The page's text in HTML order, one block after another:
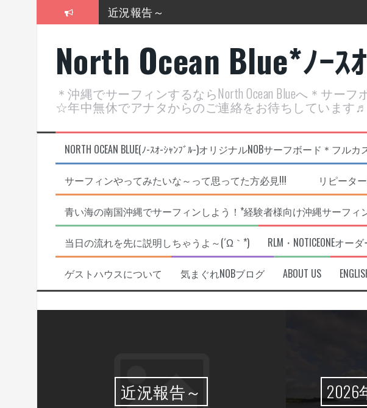
近況報告～
2025年もあざ～した！
ヤッチマッターーーー！！！
支部長就任報告と支部予選・検定開催決定！
North Ocean Blue*ﾉｰｽ
＊沖縄でサーフィンするならNorth Ocean Blueへ＊サー
☆年中無休でアナタからのご連絡をお待ちしています♬
NORTH OCEAN BLUE(ﾉ-ｽｵ-ｼｬﾝﾌﾞﾙ-)オリジナルNOBサーフボード＊フル
サーフィンやってみたいな～って思ってた方必見!!! リピーター
青い海の南国沖縄でサーフィンしよう！*経験者様向け沖縄サーフィ
当日の流れを先に説明しちゃうよ～(´Ω｀*) RLM・NOTICEONEオ
ゲストハウスについて 気まぐれNOBブログ ABOUT US
近況報告～